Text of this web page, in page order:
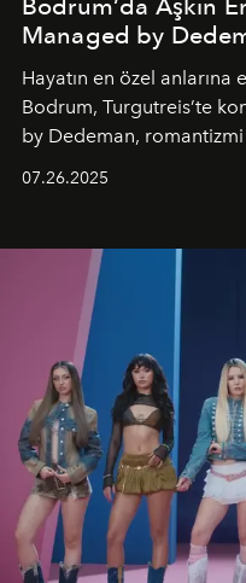
Bodrum’da Aşkın
Managed by
Hayatın en özel
Bodrum, Turgutreis’te
by Dedeman,
07.26.2025